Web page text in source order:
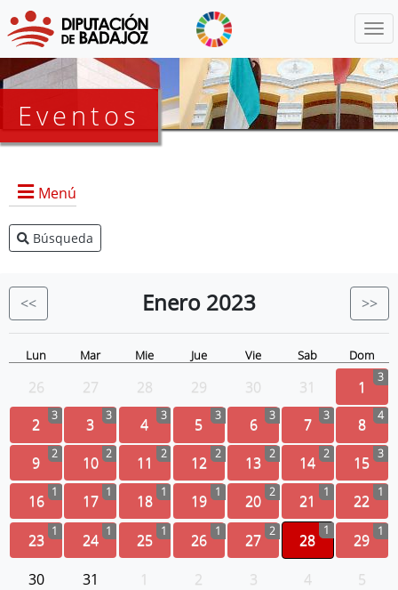
Eventos
Menú
Agenda Presidencia
Eventos
Búsqueda
<< Enero 2023 >>
Lun Mar Mie Jue Vie Sab Dom
26 27 28 29 30 31 1 3
2 3 3 3 4 3 5 3 6 3 7 3 8 4
9 2 10 2 11 2 12 2 13 2 14 2 15 3
16 1 17 1 18 1 19 1 20 2 21 1 22 1
23 1 24 1 25 1 26 1 27 2 28
1
29 1
30 31 1 2 3 4 5